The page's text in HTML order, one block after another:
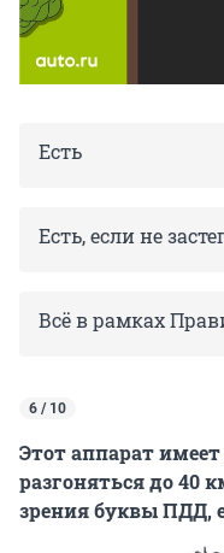
Есть
Есть, если не
Всё в рамках
6 / 10
Этот аппарат
разгоняться до 40
зрения буквы ПДД,